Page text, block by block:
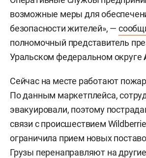
возможные меры для
безопасности жителей», —
полномочный представитель
Уральском федеральном округе
Сейчас на месте работают
По данным маркетплейса,
эвакуировали, поэтому
связи с происшествием
ограничила прием новых
Грузы перенаправляют на